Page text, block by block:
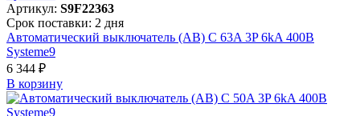
Артикул: S9F22363
Срок поставки: 2 дня
Автоматический выключатель (АВ) C 63A 3P 6kA 400В
Systeme9
6 344 ₽
В корзинy